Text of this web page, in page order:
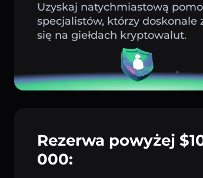
Uzyskaj natychmiastową
specjalistów, którzy doskonale
się na giełdach kryptowalut.
Rezerwa powyżej
000: